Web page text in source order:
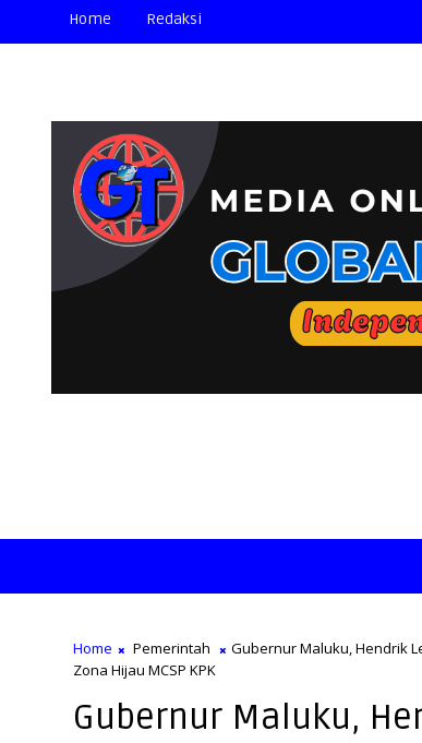
Home Redaksi
Home Pemerintah
Gubernur Maluku, Hendrik
Zona Hijau MCSP KPK
Gubernur Maluku,